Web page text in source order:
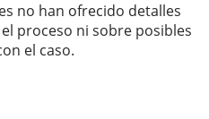
no han ofrecido detalles
proceso ni sobre posibles
el caso.